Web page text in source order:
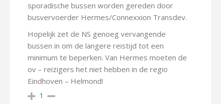
sporadische bussen worden gereden door
busvervoerder Hermes/Connexxion Transdev.
Hopelijk zet de NS genoeg vervangende
bussen in om de langere reistijd tot een
minimum te beperken. Van Hermes moeten de
ov – reizigers het niet hebben in de regio
Eindhoven – Helmond!
1